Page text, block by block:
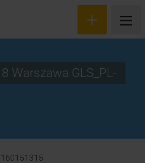
przesyłki
Warszawa GLS_PL-